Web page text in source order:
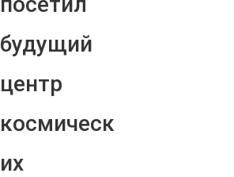
будущий
центр
космическ
их